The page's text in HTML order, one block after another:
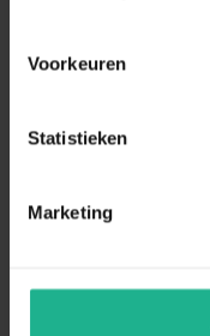
Voorkeuren
Statistieken
Marketing